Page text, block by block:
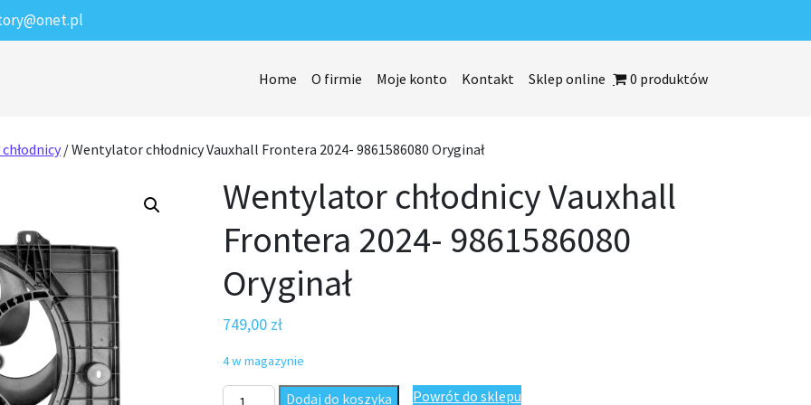
Home O firmie Moje konto Kontakt Sklep online 0 produktów
/ Wentylator chłodnicy Vauxhall Frontera 2024- 9861586080 Oryginał
Wentylator chłodnicy Vauxhall
Frontera 2024- 9861586080
Oryginał
749,00 zł
4 w magazynie
ilość Wentylator chłodnicy Vauxhall Frontera 2024- 9861586080 Oryginał
Dodaj do koszyka Powrót do sklepu